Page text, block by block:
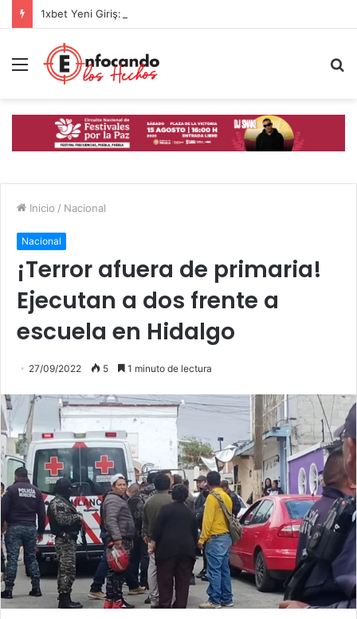
Menú
Inicio / Nacional
Nacional
¡Terror afuera de primaria!
Ejecutan a dos frente a
escuela en Hidalgo
27/09/2022 5 1 minuto de lectura